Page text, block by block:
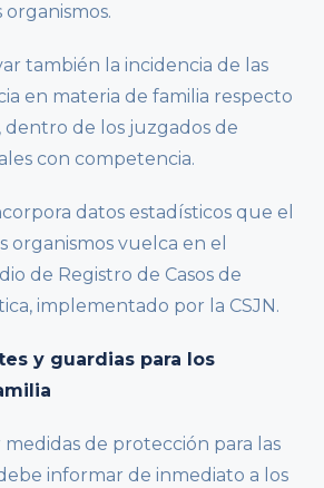
también la incidencia de las
en materia de familia respecto
dentro de los juzgados de
con competencia.
datos estadísticos que el
organismos vuelca en el
de Registro de Casos de
implementado por la CSJN.
y guardias para los
medidas de protección para las
informar de inmediato a los